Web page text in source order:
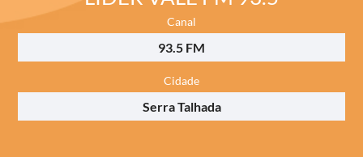
Canal
93.5 FM
Cidade
Serra Talhada